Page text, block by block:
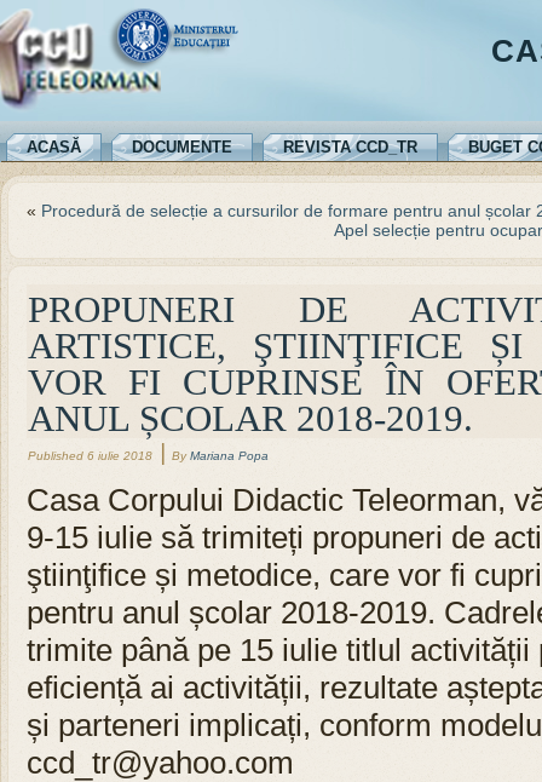
ACASĂ DOCUMENTE REVISTA CCD_TR BUGET
« Procedură de selecție a cursurilor de formare pentru anul
Apel selecție pentru
PROPUNERI DE
ARTISTICE, ŞTIINŢIFICE
VOR FI CUPRINSE ÎN
ANUL ȘCOLAR 2018-2019.
Published 6 iulie 2018 By Mariana Popa
Casa Corpului Didactic Teleorman,
9-15 iulie să trimiteți propuneri de
ştiinţifice și metodice, care vor fi
pentru anul școlar 2018-2019.
trimite până pe 15 iulie titlul
eficiență ai activității, rezultate
și parteneri implicați, conform
ccd_tr@yahoo.com